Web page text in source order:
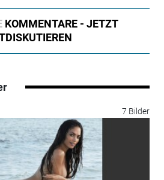
KOMMENTARE - JETZT
7 Bilder